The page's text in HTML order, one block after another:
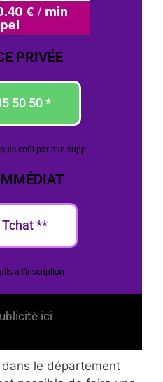
PRIVÉE
50 50 *
coût par min supp
**
à l'inscription
ici
le département